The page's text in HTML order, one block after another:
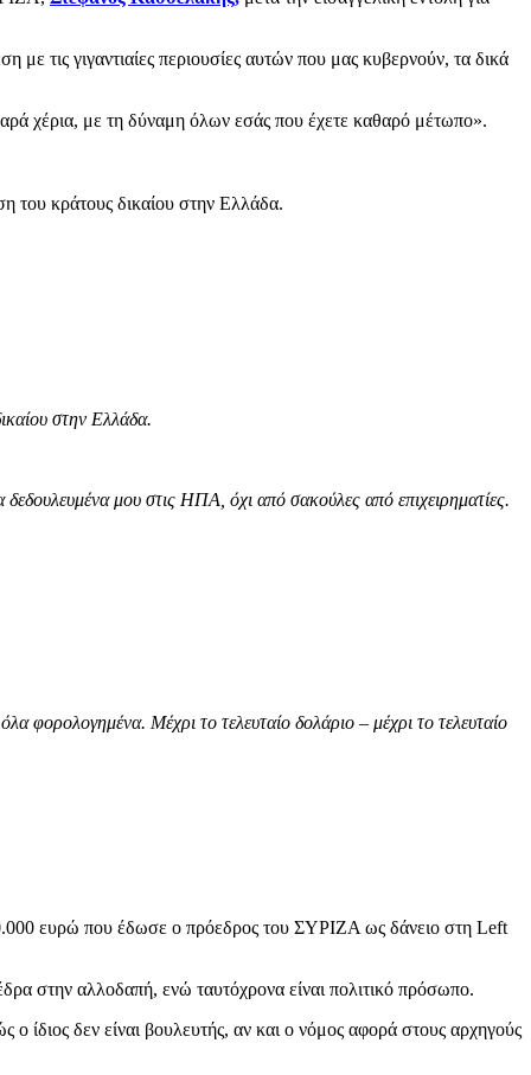
τις γιγαντιαίες περιουσίες αυτών που μας κυβερνούν, τα δικά
χέρια, με τη δύναμη όλων εσάς που έχετε καθαρό μέτωπο».
του κράτους δικαίου στην Ελλάδα.
στην Ελλάδα.
μου στις ΗΠΑ, όχι από σακούλες από επιχειρηματίες.
φορολογημένα. Μέχρι το τελευταίο δολάριο – μέχρι το τελευταίο
ευρώ που έδωσε ο πρόεδρος του ΣΥΡΙΖΑ ως δάνειο στη Left
στην αλλοδαπή, ενώ ταυτόχρονα είναι πολιτικό πρόσωπο.
ίδιος δεν είναι βουλευτής, αν και ο νόμος αφορά στους αρχηγούς